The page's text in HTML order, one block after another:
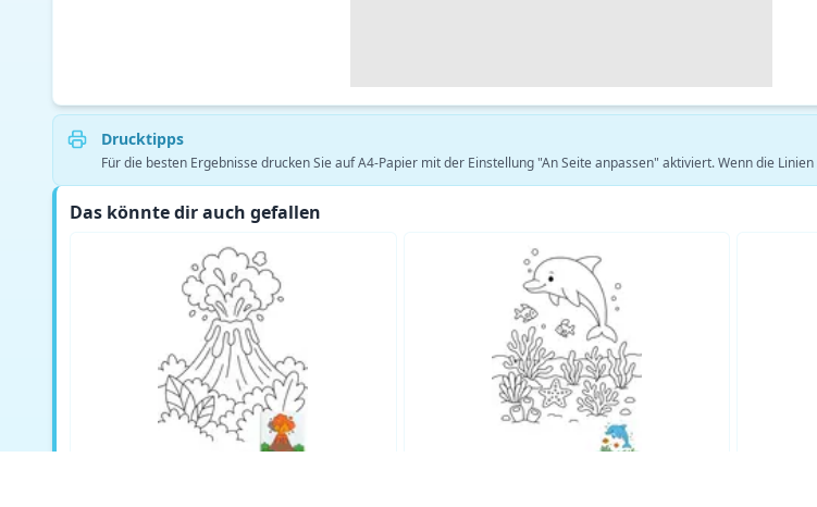
Drucktipps
Für die besten Ergebnisse drucken Sie auf A4-Papier mit der Einstellung "An Seite anpassen" aktiviert. Wenn die
Das könnte dir auch gefallen